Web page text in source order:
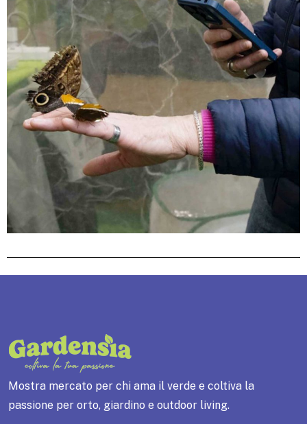
Mostra mercato per chi ama il verde e coltiva la
passione per orto, giardino e outdoor living.